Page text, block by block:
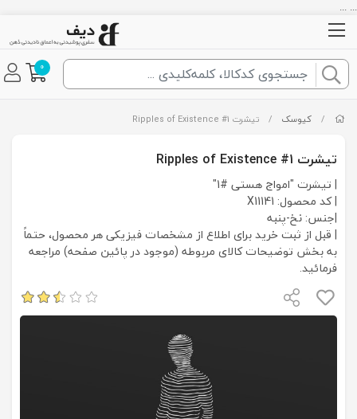
... ...
0
/ کیوسک / تیشرت Ripples of Existence #1
تیشرت Ripples of Existence #1
| تیشرت "امواج هستی #1"
| کد محصول: X11141
|جنس: نخ-پنبه
| قبل از ثبت خرید برای اطلاع از مشخصات فیزیکی هر محصول، حتماً
به بخش توضیحات کالای مربوطه (موجود در پائین صفحه) مراجعه
فرمائید.